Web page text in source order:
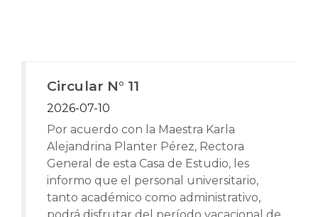
Circular N° 11
2026-07-10
Por acuerdo con la Maestra Karla
Alejandrina Planter Pérez, Rectora
General de esta Casa de Estudio, les
informo que el personal universitario,
tanto académico como administrativo,
podrá disfrutar del período vacacional de